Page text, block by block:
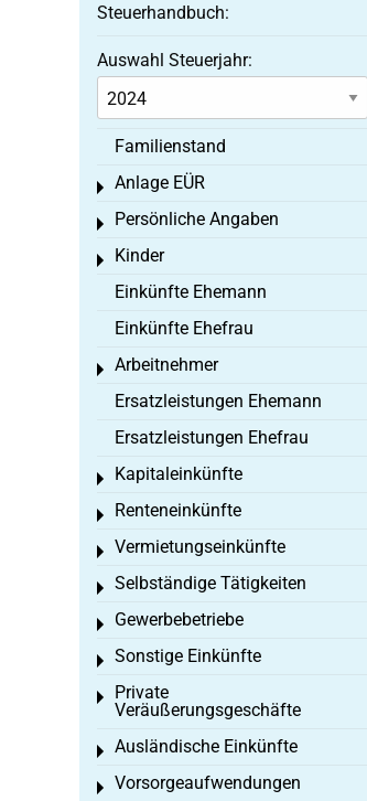
Steuerhandbuch:
Auswahl Steuerjahr:
Familienstand
Anlage EÜR
Toggle menu
Persönliche Angaben
Toggle menu
Kinder
Toggle menu
Einkünfte Ehemann
Einkünfte Ehefrau
Arbeitnehmer
Toggle menu
Ersatzleistungen Ehemann
Ersatzleistungen Ehefrau
Kapitaleinkünfte
Toggle menu
Renteneinkünfte
Toggle menu
Vermietungseinkünfte
Toggle menu
Selbständige Tätigkeiten
Toggle menu
Gewerbebetriebe
Toggle menu
Sonstige Einkünfte
Toggle menu
Private
Veräußerungsgeschäfte
Toggle menu
Ausländische Einkünfte
Toggle menu
Vorsorgeaufwendungen
Toggle menu